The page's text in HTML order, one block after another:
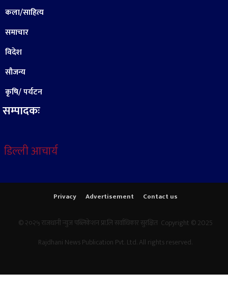
कला/साहित्य
समाचार
विदेश
सौजन्य
कृषि/ पर्यटन
सम्पादकः
डिल्ली आचार्य
Privacy Advertisement Contact us
© २०२५ राजधानी न्युज पब्लिकेशन प्रा.लि सर्वाधिकार सुरक्षित Copyright © 2025
Rajdhani News Publication Pvt. Ltd. All rights reserved.